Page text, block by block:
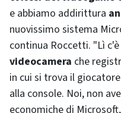
e abbiamo addirittura
nuovissimo sistema
continua Roccetti. "Lì c'è
videocamera che
in cui si trova il
alla console. Noi, non
economiche di Microsoft